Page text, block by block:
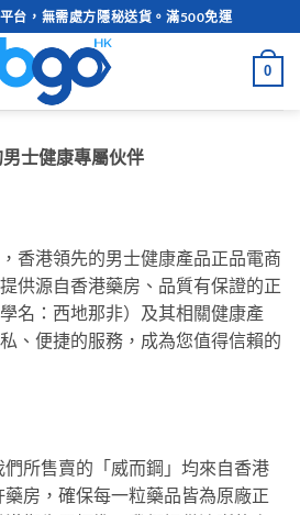
台，無需處方隱秘送貨。滿500免運
0
士健康專屬伙伴
香港領先的男士健康產品正品電商
供源自香港藥房、品質有保證的正
名：西地那非）及其相關健康產
、便捷的服務，成為您值得信賴的
們所售賣的「威而鋼」均來自香港
房，確保每一粒藥品皆為原廠正